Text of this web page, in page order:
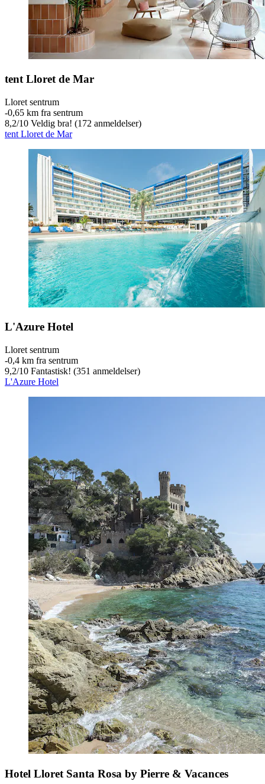
tent Lloret de Mar
Lloret sentrum
‐0,65 km fra sentrum
8,2/10 Veldig bra! (172 anmeldelser)
tent Lloret de Mar
L'Azure Hotel
Lloret sentrum
‐0,4 km fra sentrum
9,2/10 Fantastisk! (351 anmeldelser)
L'Azure Hotel
Hotel Lloret Santa Rosa by Pierre & Vacances